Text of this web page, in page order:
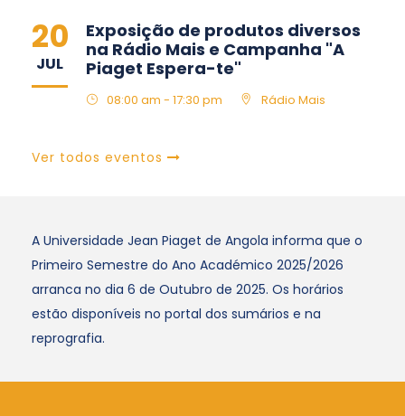
20
JUL
Exposição de produtos diversos
na Rádio Mais e Campanha "A
Piaget Espera-te"
08:00 am - 17:30 pm Rádio Mais
Ver todos eventos
A Universidade Jean Piaget de Angola informa que o
Primeiro Semestre do Ano Académico 2025/2026
arranca no dia 6 de Outubro de 2025. Os horários
estão disponíveis no portal dos sumários e na
reprografia.